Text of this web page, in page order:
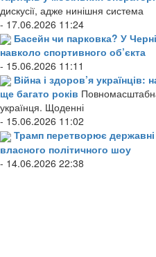
дискусії, адже нинішня система
- 17.06.2026 11:24
Басейн чи парковка? У
навколо спортивного об’єкта
- 15.06.2026 11:11
Війна і здоров’я українців:
ще багато років
українця. Щоденні
- 15.06.2026 11:02
Трамп перетворює
власного політичного шоу
- 14.06.2026 22:38